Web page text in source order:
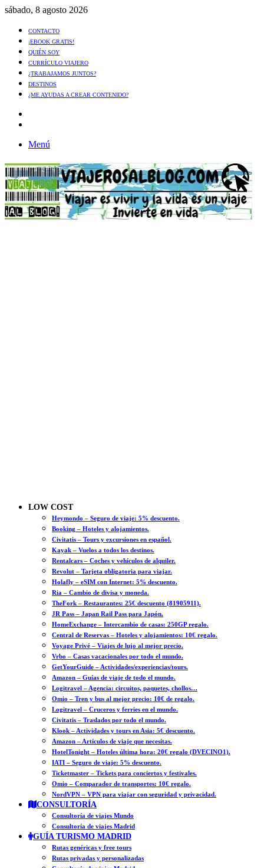
sábado, 8 agosto 2026
CONTACTO
¡EBOOK GRATIS!
QUIÉN SOY
CURRÍCULO VIAJERO
¿TRABAJAMOS JUNTOS?
DESTINOS
¿ME AYUDAS A CREAR CONTENIDO?
Menú
LOW COST
Heymondo – Seguro de viaje: 5% descuento.
Booking – Hoteles y alojamientos.
Civitatis – Tours y excursiones en español.
Kayak – Vuelos a todos los destinos.
Rentalcars – Coches y vehículos de alquiler.
Revolut – Tarjeta obligatoria para viajar.
Holafly – eSIM con Internet: 5% descuento.
Ria – Cambio de divisa y moneda.
TheFork – Restaurantes: 25€ descuento (81905911).
JR Pass – Japan Rail Pass para Japón.
HomeExchange – Intercambio de casas: 250GP regalo.
Central de Reservas – Hoteles y alojamientos: 10€ regalo.
Voyage Privé – Viajes de lujo al mejor precio.
Vrbo – Casas vacacionales por todo el mundo.
GetYourGuide – Actividades/experiencias/tours.
Amazon – Guías de viaje de todo el mundo.
Logitravel – Agencia: circuitos, paquetes, chollos…
Omio – Tren y bus al mejor precio: 10€ de regalo.
Logitravel – Cruceros y ferries en el mundo.
Civitatis – Traslados por todo el mundo.
Klook – Actividades y tours en Asia: 5€ descuento.
Amazon – Artículos de viaje que necesitas.
HotelTonight – Hoteles última hora: 20€ regalo (DVECINO1).
IATI – Seguro de viaje: 5% descuento.
Ticketmaster – Tickets para conciertos y festivales.
Omio – Comparador de transportes: 10€ regalo.
NordVPN – VPN para viajar con seguridad y privacidad.
CONSULTORÍA
Consultoría de viajes Mundo
Consultoría de viajes Madrid
GUÍA TURISMO MADRID
Rutas genéricas y free tours
Rutas privadas y personalizadas